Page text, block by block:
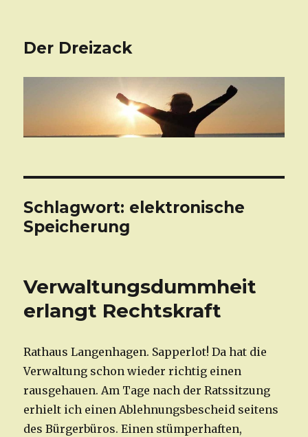
Der Dreizack
Schlagwort: elektronische
Speicherung
Verwaltungsdummheit
erlangt Rechtskraft
Rathaus Langenhagen. Sapperlot! Da hat die
Verwaltung schon wieder richtig einen
rausgehauen. Am Tage nach der Ratssitzung
erhielt ich einen Ablehnungsbescheid seitens
des Bürgerbüros. Einen stümperhaften,